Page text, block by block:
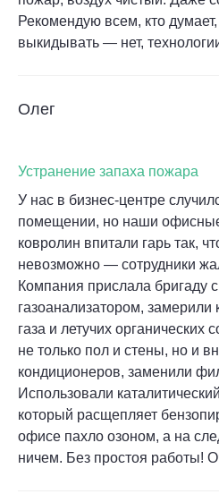
Рекомендую всем, кто
выкидывать — нет,
Олег
Устранение запаха пожара
У нас в бизнес-центре
помещении, но наши
ковролин впитали гарь так,
невозможно — сотрудники
Компания прислала бригаду
газоанализатором, замерили
газа и летучих органических
не только пол и стены, но и
кондиционеров, заменили
Использовали
который расщепляет
офисе пахло озоном, а на
ничем. Без простоя работы!